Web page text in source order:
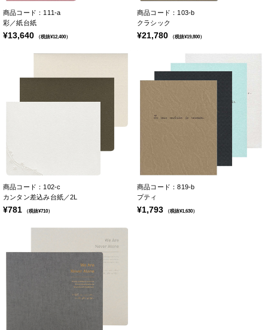
商品コード：111-a
彩／紙台紙
¥13,640 （税抜¥12,400）
商品コード：103-b
クラシック
¥21,780 （税抜¥19,800）
商品コード：102-c
カンタン差込み台紙／2L
¥781 （税抜¥710）
商品コード：819-b
プティ
¥1,793 （税抜¥1,630）